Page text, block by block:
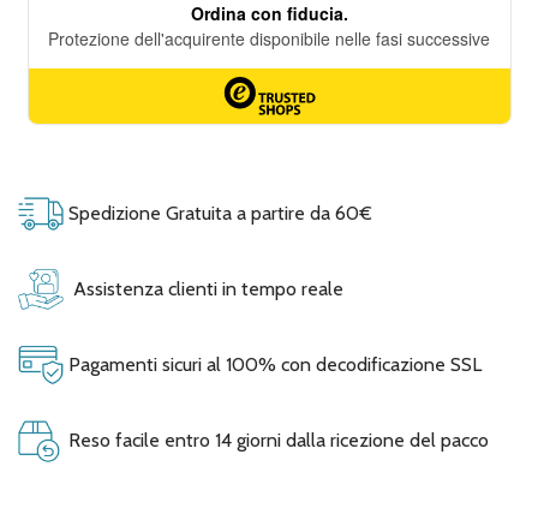
Spedizione Gratuita a partire da 60€
Assistenza clienti in tempo reale
Pagamenti sicuri al 100% con decodificazione SSL
Reso facile entro 14 giorni dalla ricezione del pacco